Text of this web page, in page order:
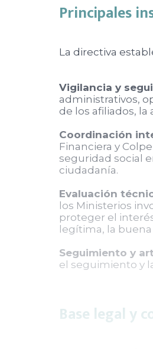
Principales
La directiva
Vigilancia y
administrativos,
de los afiliados,
Coordinación
Financiera y
seguridad social
ciudadanía.
Evaluación
los Ministerios
proteger el
legítima, la
Seguimiento y
el seguimiento y
Base legal y